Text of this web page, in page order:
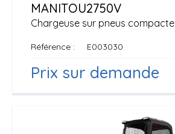
Chargeuse sur pneus compacte
MANITOU2750V
Référence E003030
Prix sur demande